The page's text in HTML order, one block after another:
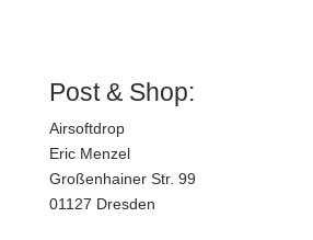
Post & Shop:
Airsoftdrop
Eric Menzel
Großenhainer Str. 99
01127 Dresden